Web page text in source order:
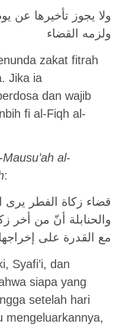
ولا يجوز تأخيرها عن
ولزمه القضاء
zakat fitrah
Jika ia
dan wajib
fi al-Fiqh al-
Mausu’ah al-
:
قضاء زكاة الفطر يرى
والحنابلة أنّ من أخر
مع القدرة على
Syafi’i, dan
siapa yang
setelah hari
mengeluarkannya,